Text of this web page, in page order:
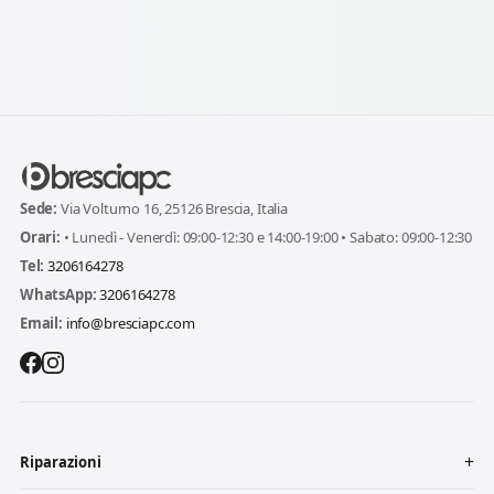
Sede: Via Volturno 16, 25126 Brescia, Italia
Orari: • Lunedì - Venerdì: 09:00-12:30 e 14:00-19:00 • Sabato: 09:00-12:30
Tel: 3206164278
WhatsApp:3206164278
Email: info@bresciapc.com
Riparazioni